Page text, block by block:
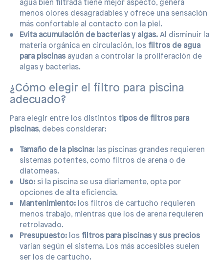
agua bien filtrada tiene mejor aspecto, genera
menos olores desagradables y ofrece una sensación
más confortable al contacto con la piel.
Evita acumulación de bacterias y algas. Al disminuir la
materia orgánica en circulación, los filtros de agua
para piscinas ayudan a controlar la proliferación de
algas y bacterias.
¿Cómo elegir el filtro para piscina
adecuado?
Para elegir entre los distintos tipos de filtros para
piscinas, debes considerar:
Tamaño de la piscina: las piscinas grandes requieren
sistemas potentes, como filtros de arena o de
diatomeas.
Uso: si la piscina se usa diariamente, opta por
opciones de alta eficiencia.
Mantenimiento: los filtros de cartucho requieren
menos trabajo, mientras que los de arena requieren
retrolavado.
Presupuesto: los filtros para piscinas y sus precios
varían según el sistema. Los más accesibles suelen
ser los de cartucho.